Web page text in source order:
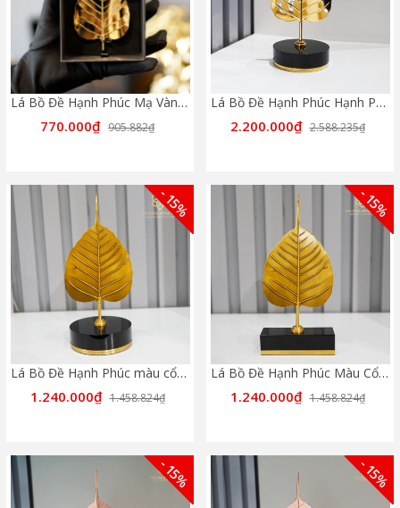
Lá Bồ Đề Hạnh Phúc Mạ Vàng 24K
770.000₫ 905.882₫
Lá Bồ Đề Hạnh Phúc Hạnh Phúc Mạ Gold Đế Pha Lê Tròn
2.200.000₫ 2.588.235₫
- 15%
Lá Bồ Đề Hạnh Phúc màu cổ điển - đế Phale tròn
1.240.000₫ 1.458.824₫
- 15%
Lá Bồ Đề Hạnh Phúc Màu Cổ Điển - Đế Phale Chữ Nhật
1.240.000₫ 1.458.824₫
- 15% - 15%